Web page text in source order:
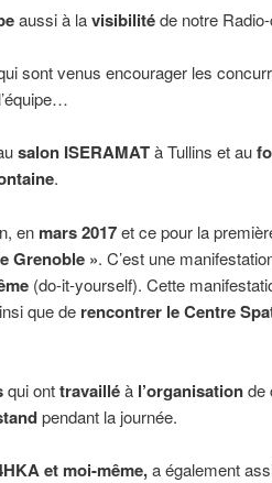
aussi à lavisibilitéde notre
sont venus encourager les
salon ISERAMATà Tullins et au
.
en mars 2017et ce pour la
Grenoble ». C’est une
(do-it-yourself). Cette
que de rencontrer le Centre
qui onttravailléà l’organisationde
pendant la journée.
et moi-même,a également